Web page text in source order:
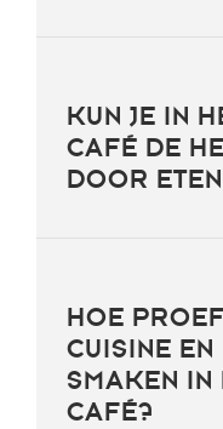
KUN JE IN
CAFÉ DE
DOOR
HOE
CUISINE
SMAKEN IN
CAFÉ?